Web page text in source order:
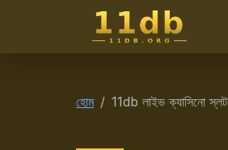
11db
হোম 11db লাইভ ক্যাসিনো স্লট